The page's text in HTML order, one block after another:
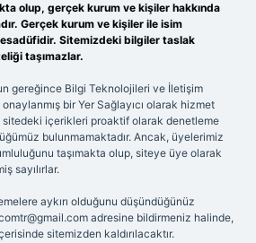
olup, gerçek kurum ve kişiler hakkında
Gerçek kurum ve kişiler ile isim
Sitemizdeki bilgiler taslak
taşımazlar.
gereğince Bilgi Teknolojileri ve İletişim
bir Yer Sağlayıcı olarak hizmet
sitedeki içerikleri proaktif olarak denetleme
bulunmamaktadır. Ancak, üyelerimiz
taşımakta olup, siteye üye olarak
sayılırlar.
aykırı olduğunu düşündüğünüz
adresine bildirmeniz halinde,
sitemizden kaldırılacaktır.